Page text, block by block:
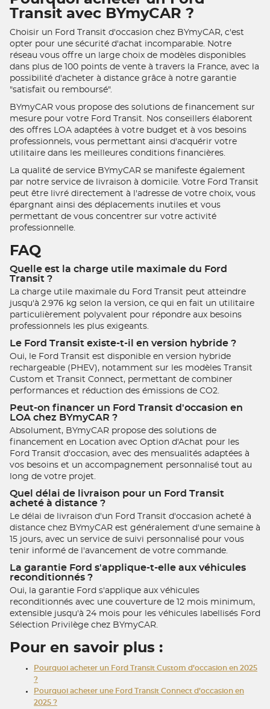
Transit avec BYmyCAR ?
Choisir un Ford Transit d'occasion chez BYmyCAR, c'est
opter pour une sécurité d'achat incomparable. Notre
réseau vous offre un large choix de modèles disponibles
dans plus de 100 points de vente à travers la France, avec la
possibilité d'acheter à distance grâce à notre garantie
"satisfait ou remboursé".
BYmyCAR vous propose des solutions de financement sur
mesure pour votre Ford Transit. Nos conseillers élaborent
des offres LOA adaptées à votre budget et à vos besoins
professionnels, vous permettant ainsi d'acquérir votre
utilitaire dans les meilleures conditions financières.
La qualité de service BYmyCAR se manifeste également
par notre service de livraison à domicile. Votre Ford Transit
peut être livré directement à l'adresse de votre choix, vous
épargnant ainsi des déplacements inutiles et vous
permettant de vous concentrer sur votre activité
professionnelle.
FAQ
Quelle est la charge utile maximale du Ford
Transit ?
La charge utile maximale du Ford Transit peut atteindre
jusqu'à 2.976 kg selon la version, ce qui en fait un utilitaire
particulièrement polyvalent pour répondre aux besoins
professionnels les plus exigeants.
Le Ford Transit existe-t-il en version hybride ?
Oui, le Ford Transit est disponible en version hybride
rechargeable (PHEV), notamment sur les modèles Transit
Custom et Transit Connect, permettant de combiner
performances et réduction des émissions de CO2.
Peut-on financer un Ford Transit d'occasion en
LOA chez BYmyCAR ?
Absolument, BYmyCAR propose des solutions de
financement en Location avec Option d'Achat pour les
Ford Transit d'occasion, avec des mensualités adaptées à
vos besoins et un accompagnement personnalisé tout au
long de votre projet.
Quel délai de livraison pour un Ford Transit
acheté à distance ?
Le délai de livraison d'un Ford Transit d'occasion acheté à
distance chez BYmyCAR est généralement d'une semaine à
15 jours, avec un service de suivi personnalisé pour vous
tenir informé de l'avancement de votre commande.
La garantie Ford s'applique-t-elle aux véhicules
reconditionnés ?
Oui, la garantie Ford s'applique aux véhicules
reconditionnés avec une couverture de 12 mois minimum,
extensible jusqu'à 24 mois pour les véhicules labellisés Ford
Sélection Privilège chez BYmyCAR.
Pour en savoir plus :
Pourquoi acheter un Ford Transit Custom d’occasion en 2025
?
Pourquoi acheter une Ford Transit Connect d’occasion en
2025 ?